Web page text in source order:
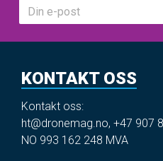
KONTAKT OSS
Kontakt oss:
ht@dronemag.no, +47 907
NO 993 162 248 MVA